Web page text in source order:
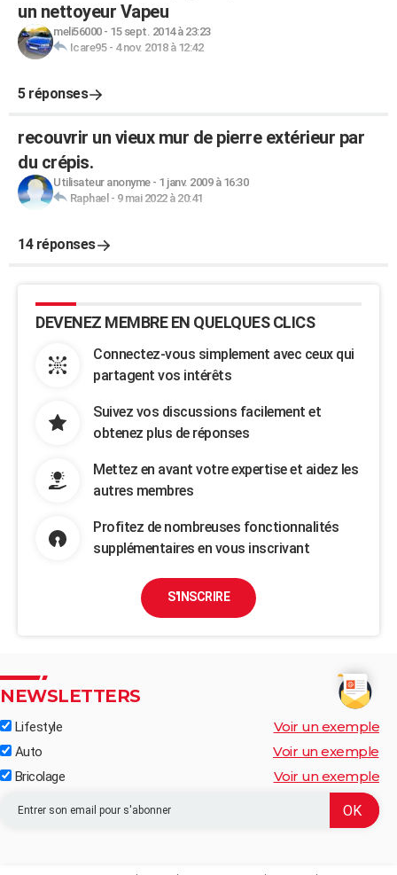
un nettoyeur Vapeu
meli56000- 15 sept. 2014 à 23:23
Icare95- 4 nov. 2018 à 12:42
5 réponses
recouvrir un vieux mur de pierre extérieur par
du crépis.
Utilisateur anonyme- 1 janv. 2009 à 16:30
Raphael - 9 mai 2022 à 20:41
14 réponses
DEVENEZ MEMBRE EN QUELQUES CLICS
Connectez-vous simplement avec ceux qui
partagent vos intérêts
Suivez vos discussions facilement et
obtenez plus de réponses
Mettez en avant votre expertise et aidez les
autres membres
Profitez de nombreuses fonctionnalités
supplémentaires en vous inscrivant
S'INSCRIRE
NEWSLETTERS
Lifestyle Voir un exemple
Auto Voir un exemple
Bricolage Voir un exemple